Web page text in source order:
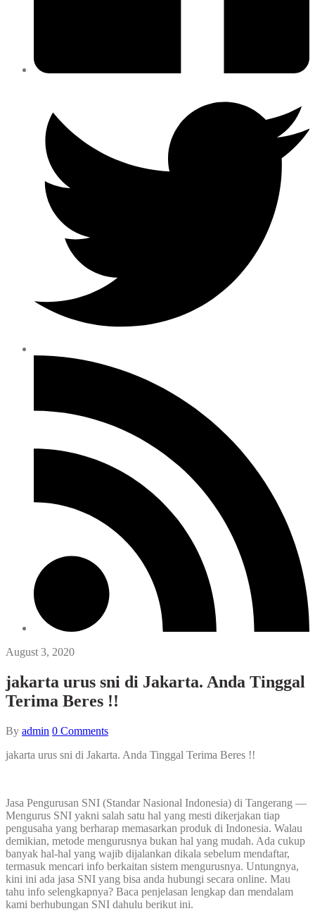
August 3, 2020
jakarta urus sni di Jakarta. Anda Tinggal
Terima Beres !!
By admin 0 Comments
jakarta urus sni di Jakarta. Anda Tinggal Terima Beres !!
Jasa Pengurusan SNI (Standar Nasional Indonesia) di Tangerang —
Mengurus SNI yakni salah satu hal yang mesti dikerjakan tiap
pengusaha yang berharap memasarkan produk di Indonesia. Walau
demikian, metode mengurusnya bukan hal yang mudah. Ada cukup
banyak hal-hal yang wajib dijalankan dikala sebelum mendaftar,
termasuk mencari info berkaitan sistem mengurusnya. Untungnya,
kini ini ada jasa SNI yang bisa anda hubungi secara online. Mau
tahu info selengkapnya? Baca penjelasan lengkap dan mendalam
kami berhubungan SNI dahulu berikut ini.